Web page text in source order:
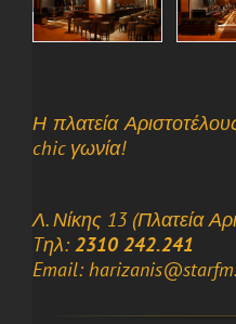
Η πλατεία
chic γωνία!
Λ. Νίκης 13 (Πλατεία
Tηλ: 2310 242.241
Email: